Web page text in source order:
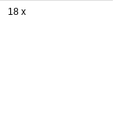
18 x